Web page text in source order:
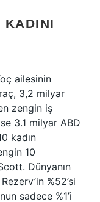
KADINI
ailesinin
3,2 milyar
zengin iş
3.1 milyar ABD
kadın
10
Dünyanın
%52’si
sadece %1’i